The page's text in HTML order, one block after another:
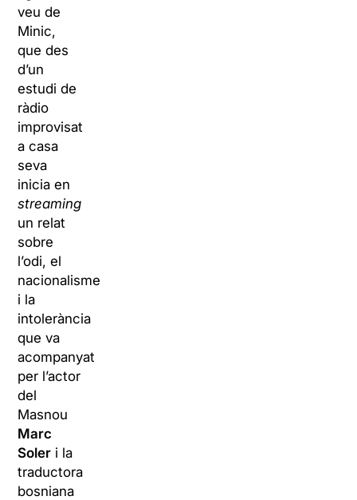
veu de
Minic,
que des
d’un
estudi de
ràdio
improvisat
a casa
seva
inicia en
streaming
un relat
sobre
l’odi, el
nacionalisme
i la
intolerància
que va
acompanyat
per l’actor
del
Masnou
Marc
Soler i la
traductora
bosniana